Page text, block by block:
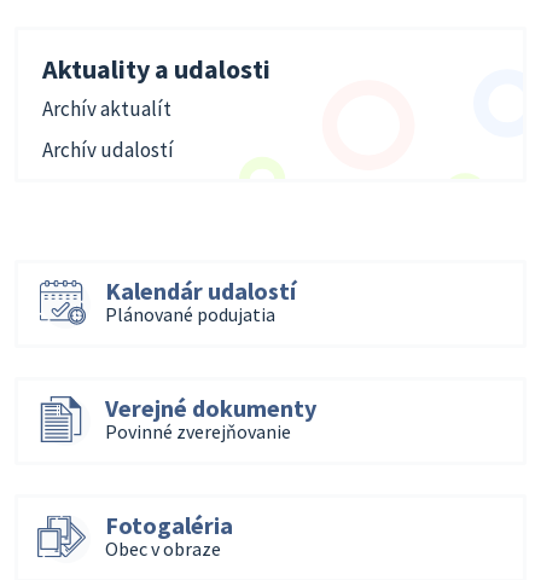
Aktuality a udalosti
Archív aktualít
Archív udalostí
Kalendár udalostí
Plánované podujatia
Verejné dokumenty
Povinné zverejňovanie
Fotogaléria
Obec v obraze